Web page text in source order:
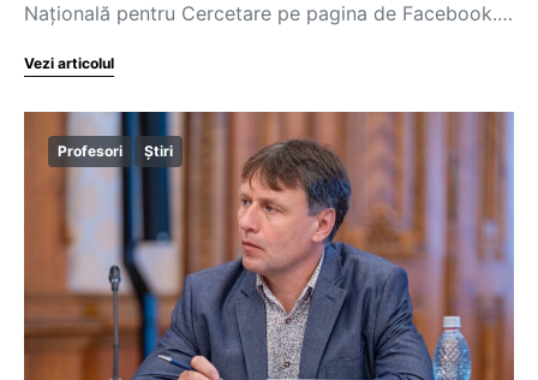
Națională pentru Cercetare pe pagina de Facebook.…
Vezi articolul
Profesori Știri